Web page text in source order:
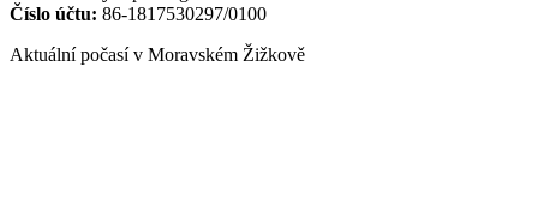
Číslo účtu: 86-1817530297/0100
Aktuální počasí v Moravském Žižkově